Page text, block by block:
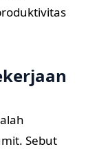
Sebut